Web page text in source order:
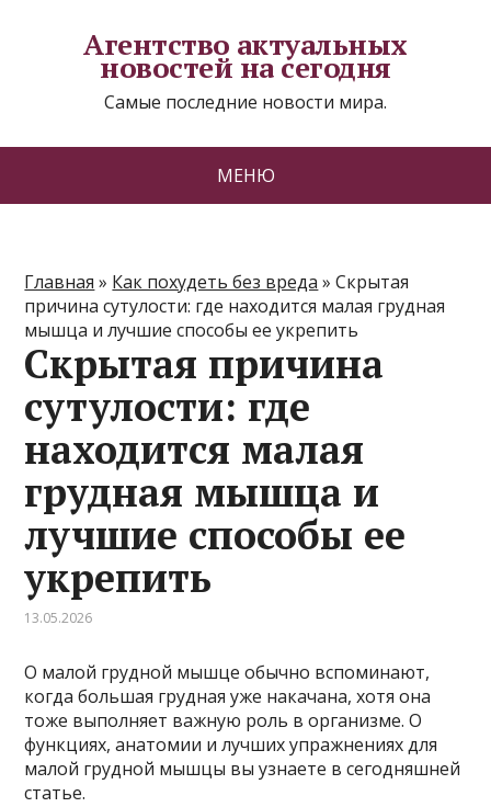
Агентство актуальных
новостей на сегодня
Самые последние новости мира.
МЕНЮ
Главная » Как похудеть без вреда »Скрытая
причина сутулости: где находится малая грудная
мышца и лучшие способы ее укрепить
Скрытая причина
сутулости: где
находится малая
грудная мышца и
лучшие способы ее
укрепить
13.05.2026
О малой грудной мышце обычно вспоминают,
когда большая грудная уже накачана, хотя она
тоже выполняет важную роль в организме. О
функциях, анатомии и лучших упражнениях для
малой грудной мышцы вы узнаете в сегодняшней
статье.